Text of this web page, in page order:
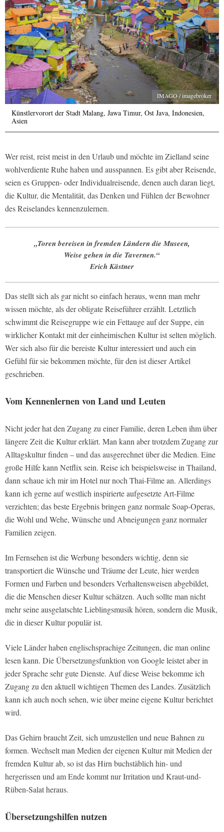
IMAGO / imagebroker
Künstlervorort der Stadt Malang, Jawa Timur, Ost Java, Indonesien,
Asien
Wer reist, reist meist in den Urlaub und möchte im Zielland seine
wohlverdiente Ruhe haben und ausspannen. Es gibt aber Reisende,
seien es Gruppen- oder Individualreisende, denen auch daran liegt,
die Kultur, die Mentalität, das Denken und Fühlen der Bewohner
des Reiselandes kennenzulernen.
„Toren bereisen in fremden Ländern die Museen,
Weise gehen in die Tavernen.“
Erich Kästner
Das stellt sich als gar nicht so einfach heraus, wenn man mehr
wissen möchte, als der obligate Reiseführer erzählt. Letztlich
schwimmt die Reisegruppe wie ein Fettauge auf der Suppe, ein
wirklicher Kontakt mit der einheimischen Kultur ist selten möglich.
Wer sich also für die bereiste Kultur interessiert und auch ein
Gefühl für sie bekommen möchte, für den ist dieser Artikel
geschrieben.
Vom Kennenlernen von Land und Leuten
Nicht jeder hat den Zugang zu einer Familie, deren Leben ihm über
längere Zeit die Kultur erklärt. Man kann aber trotzdem Zugang zur
Alltagskultur finden – und das ausgerechnet über die Medien. Eine
große Hilfe kann Netflix sein. Reise ich beispielsweise in Thailand,
dann schaue ich mir im Hotel nur noch Thai-Filme an. Allerdings
kann ich gerne auf westlich inspirierte aufgesetzte Art-Filme
verzichten; das beste Ergebnis bringen ganz normale Soap-Operas,
die Wohl und Wehe, Wünsche und Abneigungen ganz normaler
Familien zeigen.
Im Fernsehen ist die Werbung besonders wichtig, denn sie
transportiert die Wünsche und Träume der Leute, hier werden
Formen und Farben und besonders Verhaltensweisen abgebildet,
die die Menschen dieser Kultur schätzen. Auch sollte man nicht
mehr seine ausgelatschte Lieblingsmusik hören, sondern die Musik,
die in dieser Kultur populär ist.
Viele Länder haben englischsprachige Zeitungen, die man online
lesen kann. Die Übersetzungsfunktion von Google leistet aber in
jeder Sprache sehr gute Dienste. Auf diese Weise bekomme ich
Zugang zu den aktuell wichtigen Themen des Landes. Zusätzlich
kann ich auch noch sehen, wie über meine eigene Kultur berichtet
wird.
Das Gehirn braucht Zeit, sich umzustellen und neue Bahnen zu
formen. Wechselt man Medien der eigenen Kultur mit Medien der
fremden Kultur ab, so ist das Hirn buchstäblich hin- und
hergerissen und am Ende kommt nur Irritation und Kraut-und-
Rüben-Salat heraus.
Übersetzungshilfen nutzen